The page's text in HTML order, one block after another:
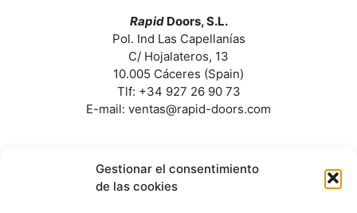
Gestionar el consentimiento
de las cookies
RapidDoors, S.L.
Pol. Ind Las Capellanías
C/ Hojalateros, 13
10.005 Cáceres (Spain)
Tlf: +34 927 26 90 73
E-mail: ventas@rapid-doors.com